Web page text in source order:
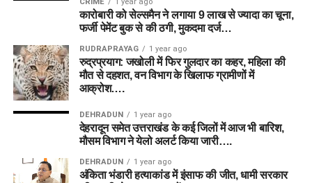
कारोबारी को सेल्समैन ने लगाया 9 लाख से ज्यादा का चूना,
फर्जी पेमेंट बुक से की ठगी, मुकदमा दर्ज…
RUDRAPRAYAG 1 year ago
रुद्रप्रयाग: जखोली में फिर गुलदार का कहर, महिला की
मौत से दहशत, वन विभाग के खिलाफ ग्रामीणों में
आक्रोश….
DEHRADUN 1 year ago
देहरादून समेत उत्तराखंड के कई जिलों में आज भी बारिश,
मौसम विभाग ने येलो अलर्ट किया जारी….
DEHRADUN 1 year ago
अंकिता भंडारी हत्याकांड में इंसाफ की जीत, धामी सरकार